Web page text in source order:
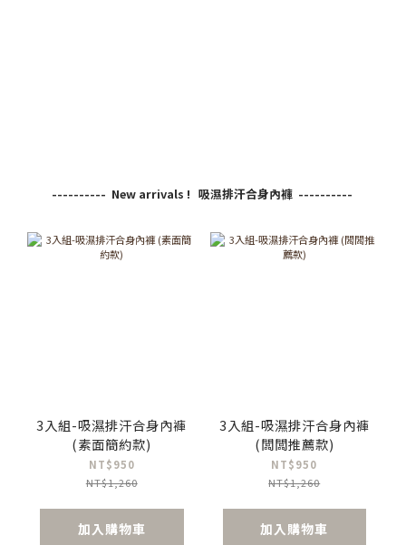
---------- New arrivals ! 吸濕排汗合身內褲 ----------
3入組-吸濕排汗合身內褲
(素面簡約款)
NT$950
NT$1,260
加入購物車
3入組-吸濕排汗合身內褲
(闆闆推薦款)
NT$950
NT$1,260
加入購物車